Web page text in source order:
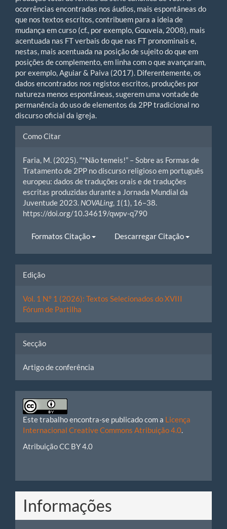
ocorrências encontradas nos áudios, mais espontâneas do
que nos textos escritos, contribuem para a ideia de
mudança em curso (cf., por exemplo, Gouveia, 2008), mais
acentuada nas FT verbais do que nas FT pronominais e,
nestas, mais acentuada na posição de sujeito do que em
posições de complemento, em linha com o que avançaram,
por exemplo, Aguiar & Paiva (2017). Diferentemente, os
dados encontrados nos registos escritos, produções por
natureza menos espontâneas, sugerem uma vontade de
permanência do uso de elementos da 2PP tradicional no
discurso oficial da igreja.
Article
Details
Como Citar
Faria, M. (2025). “*Não temeis!” – Sobre as Formas de
Tratamento de 2PP no discurso religioso em português
europeu: dados de traduções orais e de traduções
escritas produzidas durante a Jornada Mundial da
Juventude 2023. NOVALing, 1(1), 16–38.
https://doi.org/10.34619/qwpv-q790
Formatos Citação Descarregar Citação
Edição
Vol. 1 N.º 1 (2026): Textos Selecionados do XVIII
Fórum de Partilha
Secção
Artigo de conferência
Este trabalho encontra-se publicado com a Licença
Internacional Creative Commons Atribuição 4.0.
Atribuição CC BY 4.0
Informações